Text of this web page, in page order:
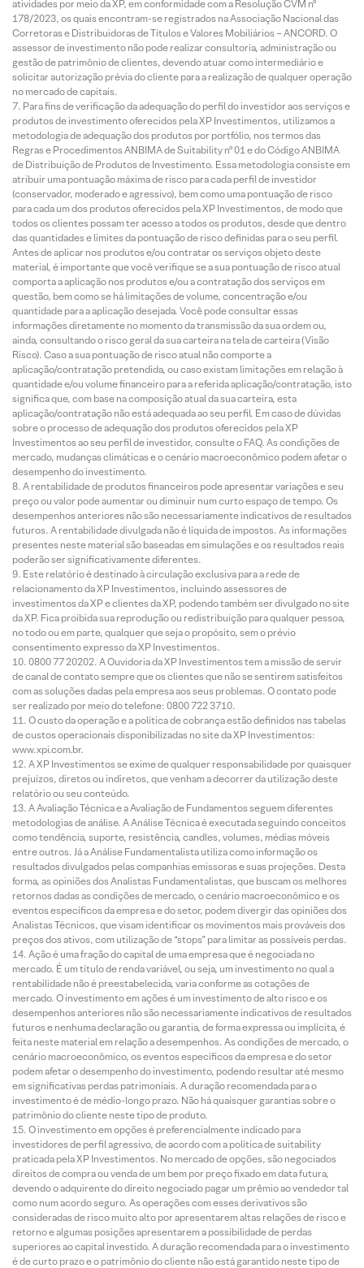
atividades por meio da XP, em conformidade com a Resolução CVM nº
178/2023, os quais encontram-se registrados na Associação Nacional das
Corretoras e Distribuidoras de Títulos e Valores Mobiliários – ANCORD. O
assessor de investimento não pode realizar consultoria, administração ou
gestão de patrimônio de clientes, devendo atuar como intermediário e
solicitar autorização prévia do cliente para a realização de qualquer operação
no mercado de capitais.
Para fins de verificação da adequação do perfil do investidor aos serviços e
produtos de investimento oferecidos pela XP Investimentos, utilizamos a
metodologia de adequação dos produtos por portfólio, nos termos das
Regras e Procedimentos ANBIMA de Suitability nº 01 e do Código ANBIMA
de Distribuição de Produtos de Investimento. Essa metodologia consiste em
atribuir uma pontuação máxima de risco para cada perfil de investidor
(conservador, moderado e agressivo), bem como uma pontuação de risco
para cada um dos produtos oferecidos pela XP Investimentos, de modo que
todos os clientes possam ter acesso a todos os produtos, desde que dentro
das quantidades e limites da pontuação de risco definidas para o seu perfil.
Antes de aplicar nos produtos e/ou contratar os serviços objeto deste
material, é importante que você verifique se a sua pontuação de risco atual
comporta a aplicação nos produtos e/ou a contratação dos serviços em
questão, bem como se há limitações de volume, concentração e/ou
quantidade para a aplicação desejada. Você pode consultar essas
informações diretamente no momento da transmissão da sua ordem ou,
ainda, consultando o risco geral da sua carteira na tela de carteira (Visão
Risco). Caso a sua pontuação de risco atual não comporte a
aplicação/contratação pretendida, ou caso existam limitações em relação à
quantidade e/ou volume financeiro para a referida aplicação/contratação, isto
significa que, com base na composição atual da sua carteira, esta
aplicação/contratação não está adequada ao seu perfil. Em caso de dúvidas
sobre o processo de adequação dos produtos oferecidos pela XP
Investimentos ao seu perfil de investidor, consulte o FAQ. As condições de
mercado, mudanças climáticas e o cenário macroeconômico podem afetar o
desempenho do investimento.
A rentabilidade de produtos financeiros pode apresentar variações e seu
preço ou valor pode aumentar ou diminuir num curto espaço de tempo. Os
desempenhos anteriores não são necessariamente indicativos de resultados
futuros. A rentabilidade divulgada não é líquida de impostos. As informações
presentes neste material são baseadas em simulações e os resultados reais
poderão ser significativamente diferentes.
Este relatório é destinado à circulação exclusiva para a rede de
relacionamento da XP Investimentos, incluindo assessores de
investimentos da XP e clientes da XP, podendo também ser divulgado no site
da XP. Fica proibida sua reprodução ou redistribuição para qualquer pessoa,
no todo ou em parte, qualquer que seja o propósito, sem o prévio
consentimento expresso da XP Investimentos.
0800 77 20202. A Ouvidoria da XP Investimentos tem a missão de servir
de canal de contato sempre que os clientes que não se sentirem satisfeitos
com as soluções dadas pela empresa aos seus problemas. O contato pode
ser realizado por meio do telefone: 0800 722 3710.
O custo da operação e a política de cobrança estão definidos nas tabelas
de custos operacionais disponibilizadas no site da XP Investimentos:
www.xpi.com.br.
A XP Investimentos se exime de qualquer responsabilidade por quaisquer
prejuízos, diretos ou indiretos, que venham a decorrer da utilização deste
relatório ou seu conteúdo.
A Avaliação Técnica e a Avaliação de Fundamentos seguem diferentes
metodologias de análise. A Análise Técnica é executada seguindo conceitos
como tendência, suporte, resistência, candles, volumes, médias móveis
entre outros. Já a Análise Fundamentalista utiliza como informação os
resultados divulgados pelas companhias emissoras e suas projeções. Desta
forma, as opiniões dos Analistas Fundamentalistas, que buscam os melhores
retornos dadas as condições de mercado, o cenário macroeconômico e os
eventos específicos da empresa e do setor, podem divergir das opiniões dos
Analistas Técnicos, que visam identificar os movimentos mais prováveis dos
preços dos ativos, com utilização de “stops” para limitar as possíveis perdas.
Ação é uma fração do capital de uma empresa que é negociada no
mercado. É um título de renda variável, ou seja, um investimento no qual a
rentabilidade não é preestabelecida, varia conforme as cotações de
mercado. O investimento em ações é um investimento de alto risco e os
desempenhos anteriores não são necessariamente indicativos de resultados
futuros e nenhuma declaração ou garantia, de forma expressa ou implícita, é
feita neste material em relação a desempenhos. As condições de mercado, o
cenário macroeconômico, os eventos específicos da empresa e do setor
podem afetar o desempenho do investimento, podendo resultar até mesmo
em significativas perdas patrimoniais. A duração recomendada para o
investimento é de médio-longo prazo. Não há quaisquer garantias sobre o
patrimônio do cliente neste tipo de produto.
O investimento em opções é preferencialmente indicado para
investidores de perfil agressivo, de acordo com a política de suitability
praticada pela XP Investimentos. No mercado de opções, são negociados
direitos de compra ou venda de um bem por preço fixado em data futura,
devendo o adquirente do direito negociado pagar um prêmio ao vendedor tal
como num acordo seguro. As operações com esses derivativos são
consideradas de risco muito alto por apresentarem altas relações de risco e
retorno e algumas posições apresentarem a possibilidade de perdas
superiores ao capital investido. A duração recomendada para o investimento
é de curto prazo e o patrimônio do cliente não está garantido neste tipo de